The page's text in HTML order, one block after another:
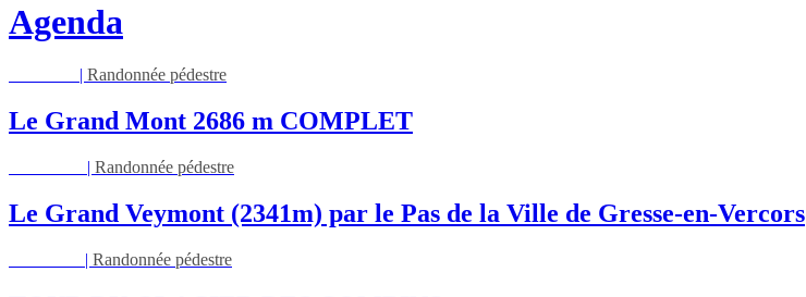
Agenda
| Randonnée pédestre
Le Grand Mont 2686 m COMPLET
| Randonnée pédestre
Le Grand Veymont (2341m) par le Pas de la Ville de Gresse-en-Vercors
| Randonnée pédestre